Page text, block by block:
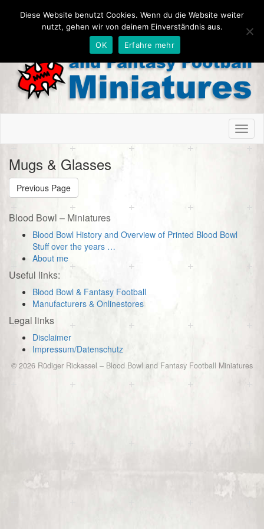
Mugs & Glasses
Previous Page
Blood Bowl – Miniatures
Blood Bowl History and Overview of Printed Blood Bowl
Stuff over the years …
About me
Useful links:
Blood Bowl & Fantasy Football
Manufacturers & Onlinestores
Legal links
Disclaimer
Impressum/Datenschutz
© 2026 Rüdiger Rickassel – Blood Bowl and Fantasy Football Miniatures
Diese Website benutzt Cookies. Wenn du die Website weiter
nutzt, gehen wir von deinem Einverständnis aus.
OK
Erfahre mehr